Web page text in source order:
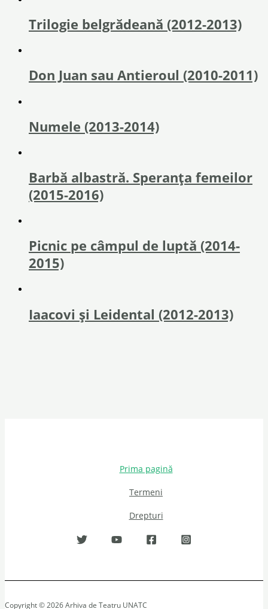
Trilogie belgrădeană (2012-2013)
Don Juan sau Antieroul (2010-2011)
Numele (2013-2014)
Barbă albastră. Speranța femeilor
(2015-2016)
Picnic pe câmpul de luptă (2014-
2015)
Iaacovi şi Leidental (2012-2013)
Prima pagină
Termeni
Drepturi
Copyright © 2026 Arhiva de Teatru UNATC